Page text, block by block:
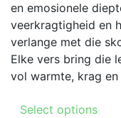
on
the
page
en emosionele
veerkragtigheid en
verlange met die
Elke vers bring die
vol warmte, krag
Select options